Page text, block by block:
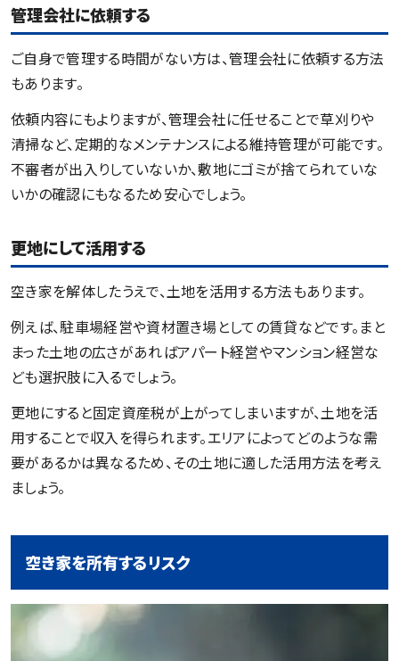
管理会社に依頼する
ご自身で管理する時間がない方は、管理会社に依頼する方法
もあります。
依頼内容にもよりますが、管理会社に任せることで草刈りや
清掃など、定期的なメンテナンスによる維持管理が可能です。
不審者が出入りしていないか、敷地にゴミが捨てられていな
いかの確認にもなるため安心でしょう。
更地にして活用する
空き家を解体したうえで、土地を活用する方法もあります。
例えば、駐車場経営や資材置き場としての賃貸などです。まと
まった土地の広さがあればアパート経営やマンション経営な
ども選択肢に入るでしょう。
更地にすると固定資産税が上がってしまいますが、土地を活
用することで収入を得られます。エリアによってどのような需
要があるかは異なるため、その土地に適した活用方法を考え
ましょう。
空き家を所有するリスク